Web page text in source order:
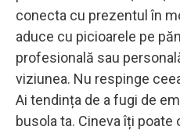
conecta cu prezentul în
aduce cu picioarele pe
profesională sau
viziunea. Nu respinge
Ai tendința de a fugi de
busola ta. Cineva îți poate